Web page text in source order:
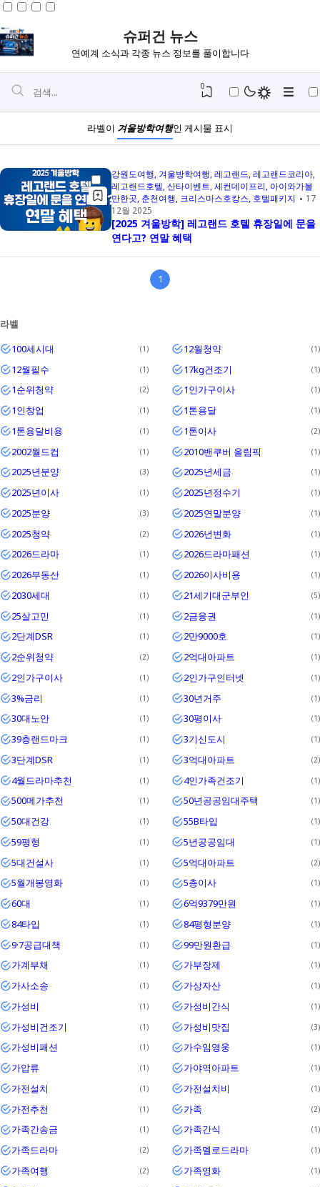
슈퍼건 뉴스
연예계 소식과 각종 뉴스 정보를 풀이합니다
Iglo
0
라벨이 겨울방학여행인 게시물 표시
강원도여행 겨울방학여행 레고랜드 레고랜드코리아
레고랜드호텔 산타이벤트 세컨데이프리 아이와가볼
만한곳 춘천여행 크리스마스호캉스 호텔패키지
17
12월 2025
[2025 겨울방학] 레고랜드 호텔 휴장일에 문을
연다고? 연말 혜택
1
라벨
100세시대
1 12월청약 1
12월필수 1 17kg건조기 1
1순위청약 2 1인가구이사 1
1인창업 1 1톤용달 1
1톤용달비용 1 1톤이사 2
2002월드컵 1 2010밴쿠버 올림픽 1
2025년분양 3 2025년세금 1
2025년이사 1 2025년정수기 1
2025분양 3 2025연말분양 1
2025청약 2 2026년변화 1
2026드라마 1 2026드라마패션 1
2026부동산 1 2026이사비용 1
2030세대 1 21세기대군부인 5
25살고민 1 2금융권 1
2단계DSR 1 2만9000호 1
2순위청약 2 2억대아파트 1
2인가구이사 1 2인가구인터넷 1
3%금리 1 30년거주 1
30대노안 1 30평이사 1
39층랜드마크 1 3기신도시 1
3단계DSR 1 3억대아파트 2
4월드라마추천 1 4인가족건조기 1
500메가추천 1 50년공공임대주택 1
50대건강 1 55B타입 1
59평형 1 5년공공임대 1
5대건설사 1 5억대아파트 2
5월개봉영화 1 5층이사 1
60대 1 6억9379만원 1
84타입 1 84평형분양 1
9·7공급대책 1 99만원환급 1
가계부채 1 가부장제 1
가사소송 1 가상자산 1
가성비 1 가성비간식 1
가성비건조기 1 가성비맛집 3
가성비패션 1 가수임영웅 1
가압류 1 가야역아파트 1
가전설치 1 가전설치비 1
가전추천 1 가족 2
가족간송금 1 가족간식 1
가족드라마 2 가족멜로드라마 1
가족여행 2 가족영화 1